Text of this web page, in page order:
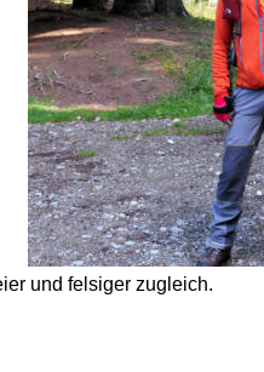
und felsiger zugleich.